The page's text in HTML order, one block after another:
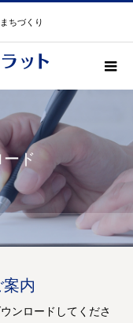
ちづくり
ド
内
ンロードしてくださ